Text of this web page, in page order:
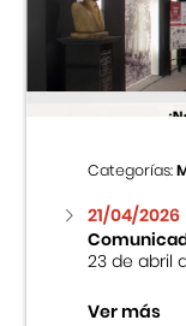
Centro
Museo de
Fondo
Teatro
Categorías:
21/04/2026
23 de abril
Ver más